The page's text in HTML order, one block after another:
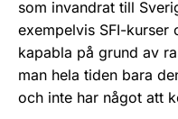
som invandrat till
exempelvis SFI-kurser
kapabla på grund av
man hela tiden bara
och inte har något att